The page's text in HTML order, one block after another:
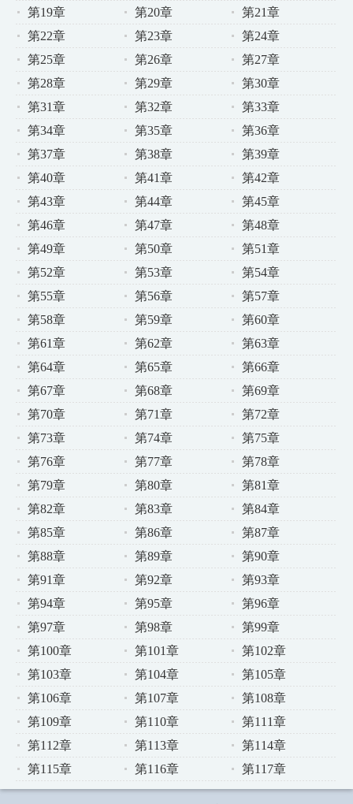
第19章
第20章
第21章
第22章
第23章
第24章
第25章
第26章
第27章
第28章
第29章
第30章
第31章
第32章
第33章
第34章
第35章
第36章
第37章
第38章
第39章
第40章
第41章
第42章
第43章
第44章
第45章
第46章
第47章
第48章
第49章
第50章
第51章
第52章
第53章
第54章
第55章
第56章
第57章
第58章
第59章
第60章
第61章
第62章
第63章
第64章
第65章
第66章
第67章
第68章
第69章
第70章
第71章
第72章
第73章
第74章
第75章
第76章
第77章
第78章
第79章
第80章
第81章
第82章
第83章
第84章
第85章
第86章
第87章
第88章
第89章
第90章
第91章
第92章
第93章
第94章
第95章
第96章
第97章
第98章
第99章
第100章
第101章
第102章
第103章
第104章
第105章
第106章
第107章
第108章
第109章
第110章
第111章
第112章
第113章
第114章
第115章
第116章 第117章